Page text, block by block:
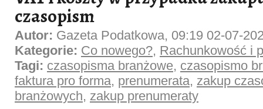
czasopism
Autor: Gazeta Podatkowa, 09:19 02-07-
Kategorie: Co nowego?, Rachunkowość i
Tagi: czasopisma branżowe, czasopismo
faktura pro forma, prenumerata, zakup
branżowych, zakup prenumeraty